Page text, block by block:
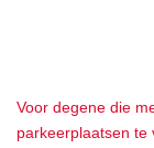
Voor degene die
parkeerplaatsen te